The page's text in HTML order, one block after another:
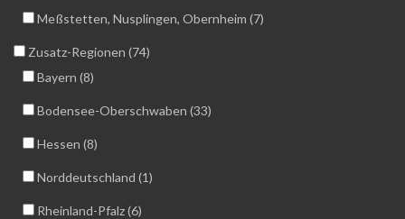
Meßstetten, Nusplingen, Obernheim (7)
Zusatz-Regionen (74)
Bayern (8)
Bodensee-Oberschwaben (33)
Hessen (8)
Norddeutschland (1)
Rheinland-Pfalz (6)